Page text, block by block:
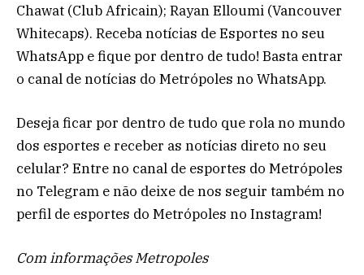
Chawat (Club Africain); Rayan Elloumi (Vancouver
Whitecaps). Receba notícias de Esportes no seu
WhatsApp e fique por dentro de tudo! Basta entrar
o canal de notícias do Metrópoles no WhatsApp.
Deseja ficar por dentro de tudo que rola no mundo
dos esportes e receber as notícias direto no seu
celular? Entre no canal de esportes do Metrópoles
no Telegram e não deixe de nos seguir também no
perfil de esportes do Metrópoles no Instagram!
Com informações Metropoles